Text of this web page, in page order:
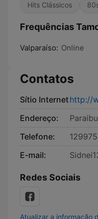
Hits Clássicos
Frequências
Valparaíso: Online
Contatos
Sítio Internethttp://
Endereço:
Telefone:
E-mail:
Redes Sociais
Atualizar a informação